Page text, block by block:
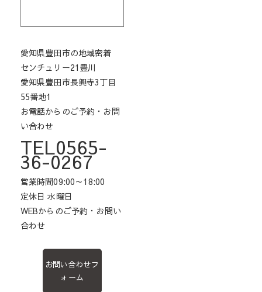
愛知県豊田市の地域密着
センチュリー21豊川
愛知県豊田市長興寺3丁目
55番地1
お電話からのご予約・お問
い合わせ
TEL0565-
36-0267
営業時間09:00～18:00
定休日 水曜日
WEBからのご予約・お問い
合わせ
お問い合わせフ
ォーム